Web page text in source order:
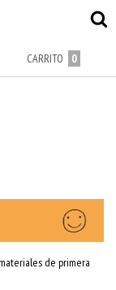
CARRITO 0
de primera